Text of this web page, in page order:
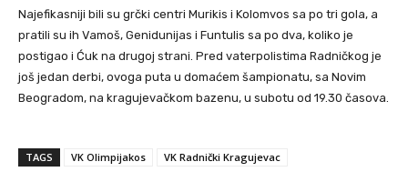
Najefikasniji bili su grčki centri Murikis i Kolomvos sa po tri gola, a
pratili su ih Vamoš, Genidunijas i Funtulis sa po dva, koliko je
postigao i Ćuk na drugoj strani. Pred vaterpolistima Radničkog je
još jedan derbi, ovoga puta u domaćem šampionatu, sa Novim
Beogradom, na kragujevačkom bazenu, u subotu od 19.30 časova.
TAGS VK Olimpijakos VK Radnički Kragujevac